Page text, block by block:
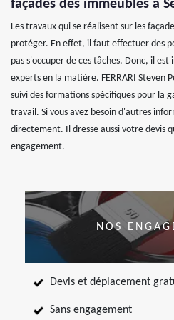
façades des immeubles à
Les travaux qui se réalisent sur les
protéger. En effet, il faut effectuer des
pas s'occuper de ces tâches. Donc, il est
experts en la matière. FERRARI Steven
suivi des formations spécifiques pour la
travail. Si vous avez besoin d'autres
directement. Il dresse aussi votre devis
engagement.
NOS
Devis et déplacement
Sans engagement